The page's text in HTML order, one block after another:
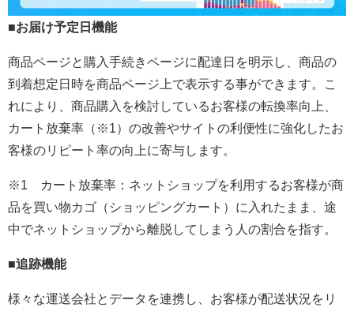
■お届け予定日機能
商品ページと購入手続きページに配達日を明示し、商品の
到着想定日時を商品ページ上で表示する事ができます。こ
れにより、商品購入を検討しているお客様の転換率向上、
カート放棄率（※1）の改善やサイトの利便性に強化したお
客様のリピート率の向上に寄与します。
※1 カート放棄率：ネットショップを利用するお客様が商
品を買い物カゴ（ショッピングカート）に入れたまま、途
中でネットショップから離脱してしまう人の割合を指す。
■追跡機能
様々な運送会社とデータを連携し、お客様が配送状況をリ